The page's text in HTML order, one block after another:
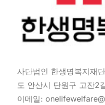
사단법인 한생명복지재
도 안산시 단원구 고잔
이메일: